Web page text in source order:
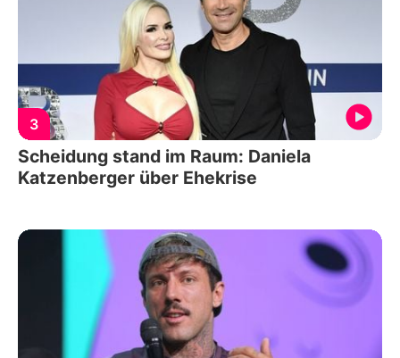
3
Scheidung stand im Raum: Daniela
Katzenberger über Ehekrise